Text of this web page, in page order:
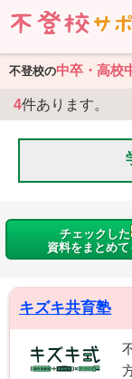
不登校の中卒・高校
4件あります。
チェックした
資料をまとめ
キズキ共育塾